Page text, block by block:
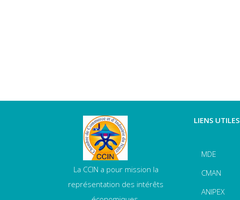
La CCIN a pour mission la
représentation des intérêts
LIENS UTILES
MDE
CMAN
ANIPEX